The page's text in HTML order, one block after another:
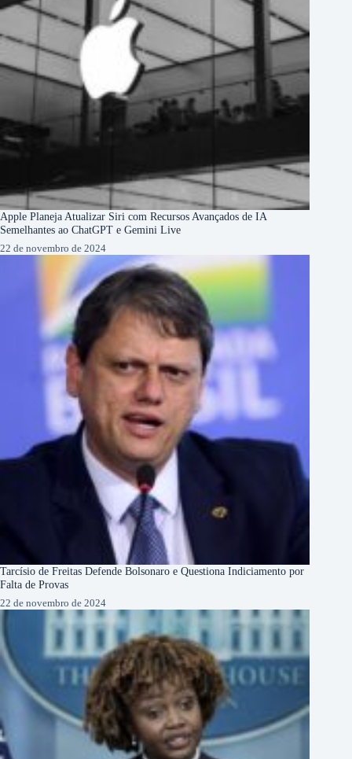
Apple Planeja Atualizar Siri com Recursos Avançados de IA
Semelhantes ao ChatGPT e Gemini Live
22 de novembro de 2024
Tarcísio de Freitas Defende Bolsonaro e Questiona Indiciamento por
Falta de Provas
22 de novembro de 2024